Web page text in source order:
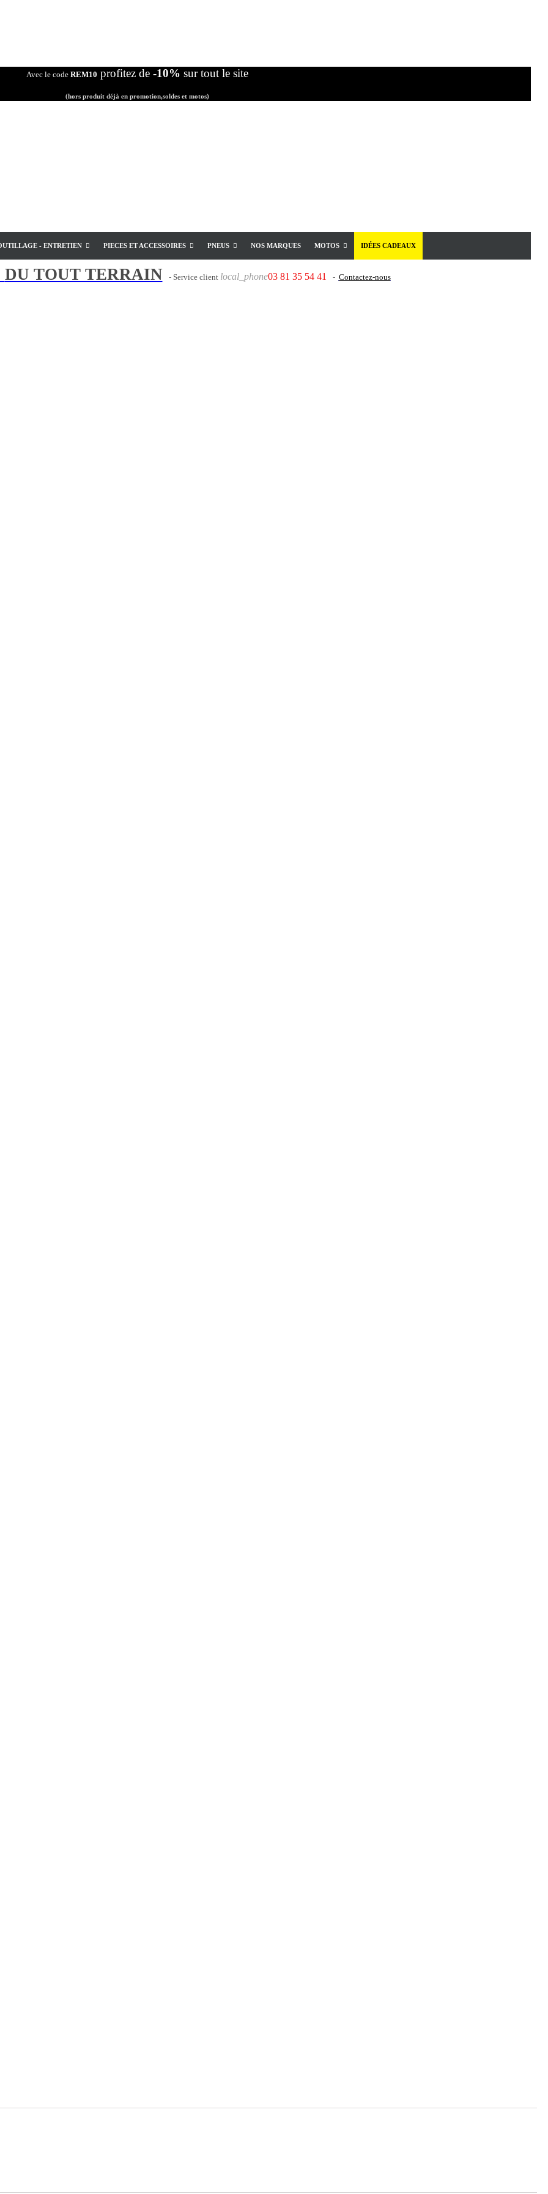
Avec le code REM10 profitez de -10% sur tout le site
(hors produit déjà en promotion,soldes et motos)
- ENTRETIEN PIECES ET ACCESSOIRES PNEUS NOS MARQUES MOTOS IDÉES CADEAUX
DU TOUT TERRAIN - Service client local_phone03 81 35 54 41 - Contactez-nous